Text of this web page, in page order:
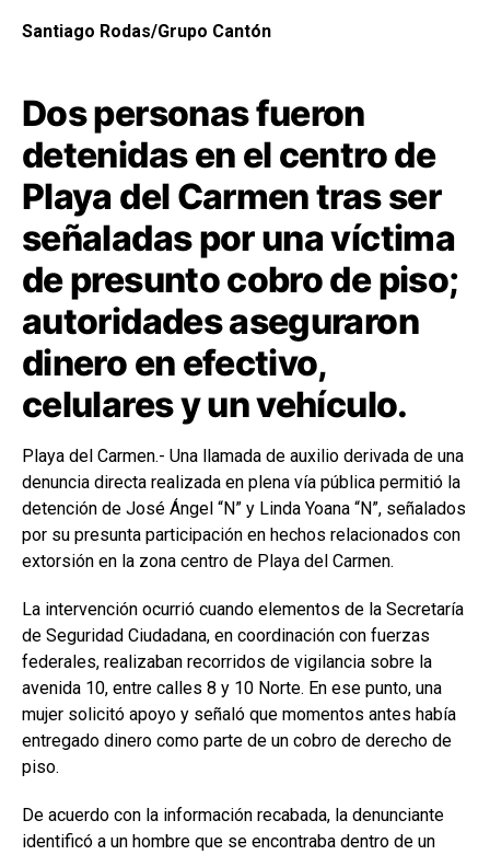
Santiago Rodas/Grupo Cantón
Dos personas fueron
detenidas en el centro de
Playa del Carmen tras ser
señaladas por una víctima
de presunto cobro de piso;
autoridades aseguraron
dinero en efectivo,
celulares y un vehículo.
Playa del Carmen.- Una llamada de auxilio derivada de una
denuncia directa realizada en plena vía pública permitió la
detención de José Ángel “N” y Linda Yoana “N”, señalados
por su presunta participación en hechos relacionados con
extorsión en la zona centro de Playa del Carmen.
La intervención ocurrió cuando elementos de la Secretaría
de Seguridad Ciudadana, en coordinación con fuerzas
federales, realizaban recorridos de vigilancia sobre la
avenida 10, entre calles 8 y 10 Norte. En ese punto, una
mujer solicitó apoyo y señaló que momentos antes había
entregado dinero como parte de un cobro de derecho de
piso.
De acuerdo con la información recabada, la denunciante
identificó a un hombre que se encontraba dentro de un